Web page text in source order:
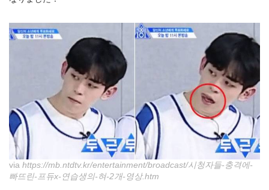
via https://mb.ntdtv.kr/entertainment/broadcast/시청자들-충격에-
빠뜨린-프듀x-연습생의-혀-2개-영상.htm